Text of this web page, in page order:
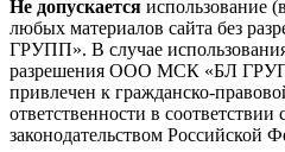
Не допускается использование
любых материалов сайта без
ГРУПП». В случае
разрешения ООО МСК «БЛ
привлечен к гражданско-
ответственности в
законодательством Российской